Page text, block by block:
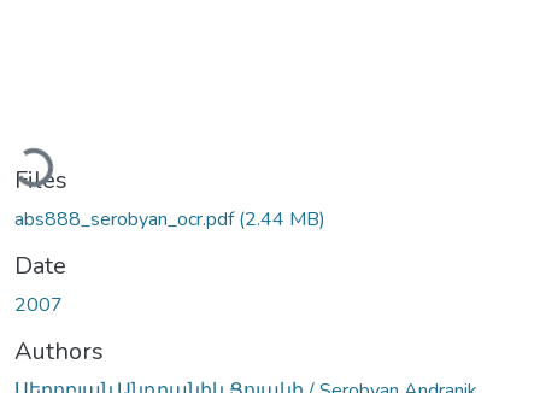
Loading...
Files
abs888_serobyan_ocr.pdf(2.44 MB)
Date
2007
Authors